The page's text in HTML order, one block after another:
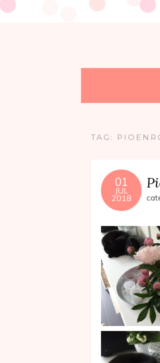
TAG:
01
JUL
2018